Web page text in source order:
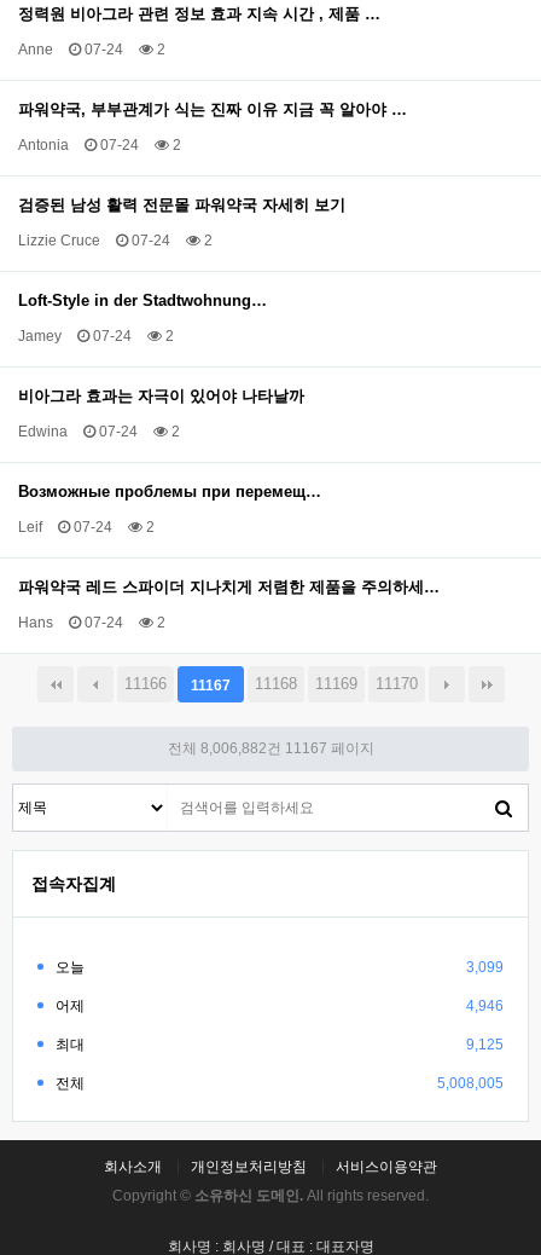
정력원 비아그라 관련 정보 효과 지속 시간 , 제품 …
Anne 07-24 2
파워약국, 부부관계가 식는 진짜 이유 지금 꼭 알아야 …
Antonia 07-24 2
검증된 남성 활력 전문몰 파워약국 자세히 보기
Lizzie Cruce 07-24 2
Loft-Style in der Stadtwohnung…
Jamey 07-24 2
비아그라 효과는 자극이 있어야 나타날까
Edwina 07-24 2
Возможные проблемы при перемещ…
Leif 07-24 2
파워약국 레드 스파이더 지나치게 저렴한 제품을 주의하세…
Hans 07-24 2
11166 11167 11168 11169 11170
전체 8,006,882건 11167 페이지
접속자집계
오늘 3,099
어제 4,946
최대 9,125
전체 5,008,005
회사소개 개인정보처리방침
서비스이용약관
Copyright © 소유하신 도메인. All rights reserved.
회사명 : 회사명 / 대표 : 대표자명